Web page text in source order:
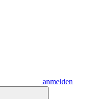
anmelden